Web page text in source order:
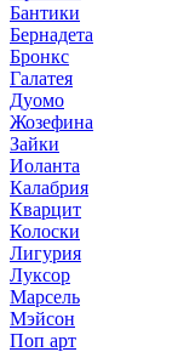
Бантики
Бернадета
Бронкс
Галатея
Дуомо
Жозефина
Зайки
Иоланта
Калабрия
Кварцит
Колоски
Лигурия
Луксор
Марсель
Мэйсон
Поп арт